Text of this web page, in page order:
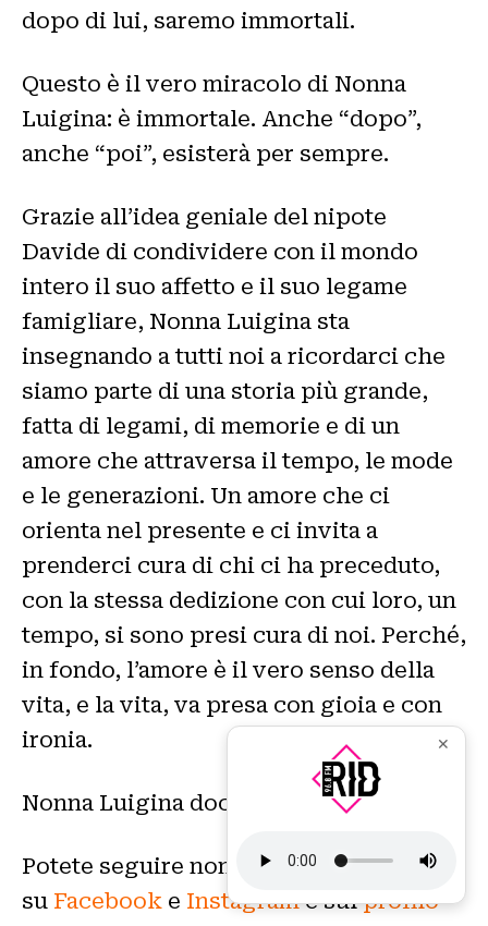
dopo di lui, saremo immortali.
Questo è il vero miracolo di Nonna
Luigina: è immortale. Anche “dopo”,
anche “poi”, esisterà per sempre.
Grazie all’idea geniale del nipote
Davide di condividere con il mondo
intero il suo affetto e il suo legame
famigliare, Nonna Luigina sta
insegnando a tutti noi a ricordarci che
siamo parte di una storia più grande,
fatta di legami, di memorie e di un
amore che attraversa il tempo, le mode
e le generazioni. Un amore che ci
orienta nel presente e ci invita a
prenderci cura di chi ci ha preceduto,
con la stessa dedizione con cui loro, un
tempo, si sono presi cura di noi. Perché,
in fondo, l’amore è il vero senso della
vita, e la vita, va presa con gioia e con
ironia.
Nonna Luigina docet.
Potete seguire nonna Luigina e Davide
su Facebook e Instagrame sulprofilo
✕